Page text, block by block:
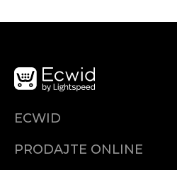
ECWID
PRODAJTE ONLINE